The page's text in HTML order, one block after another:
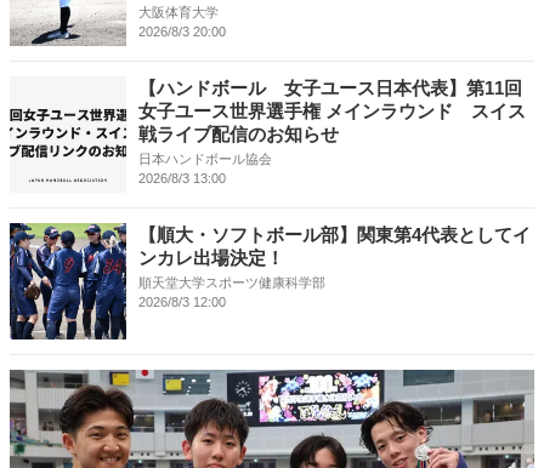
大阪体育大学
2026/8/3 20:00
【ハンドボール 女子ユース日本代表】第11回
女子ユース世界選手権 メインラウンド スイス
戦ライブ配信のお知らせ
日本ハンドボール協会
2026/8/3 13:00
【順大・ソフトボール部】関東第4代表としてイ
ンカレ出場決定！
順天堂大学スポーツ健康科学部
2026/8/3 12:00